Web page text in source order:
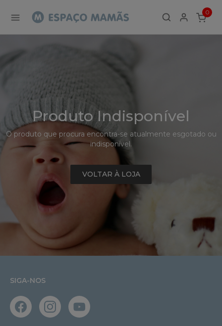
Detalhe
de
Produto
-
Produto
0
ITEMS
Produto Indisponível
O produto que procura encontra-se atualmente esgotado ou
indisponível.
VOLTAR À LOJA
SIGA-NOS